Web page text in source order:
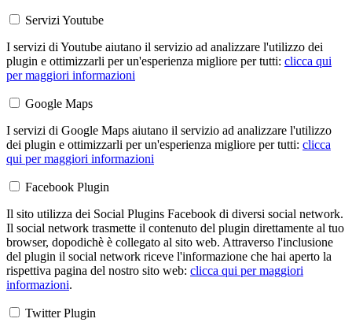
Servizi Youtube
I servizi di Youtube aiutano il servizio ad analizzare l'utilizzo dei
plugin e ottimizzarli per un'esperienza migliore per tutti: clicca qui
per maggiori informazioni
Google Maps
I servizi di Google Maps aiutano il servizio ad analizzare l'utilizzo
dei plugin e ottimizzarli per un'esperienza migliore per tutti: clicca
qui per maggiori informazioni
Facebook Plugin
Il sito utilizza dei Social Plugins Facebook di diversi social network.
Il social network trasmette il contenuto del plugin direttamente al tuo
browser, dopodichè è collegato al sito web. Attraverso l'inclusione
del plugin il social network riceve l'informazione che hai aperto la
rispettiva pagina del nostro sito web: clicca qui per maggiori
informazioni.
Twitter Plugin